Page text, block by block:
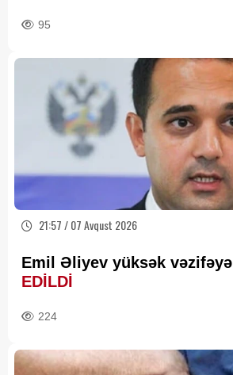
95
21:57 / 07 Avqust 2026
Emil Əliyev yüksək vəzifəyə
EDİLDİ
224